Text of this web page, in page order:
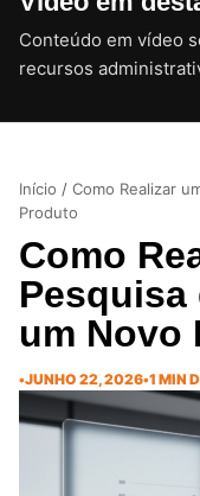
Conteúdo em vídeo
recursos
Início / Como Realizar
Produto
Como
Pesquisa
um Novo
•JUNHO 22, 2026•1 MIN